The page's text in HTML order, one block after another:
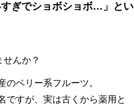
すぎでショボショボ…」とい
んか？
のベリー系フルーツ。
ですが、実は古くから薬用と